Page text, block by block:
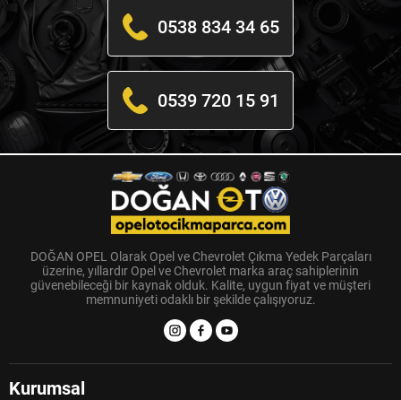
0538 834 34 65
0539 720 15 91
DOĞAN OPEL Olarak Opel ve Chevrolet Çıkma Yedek Parçaları
üzerine, yıllardır Opel ve Chevrolet marka araç sahiplerinin
güvenebileceği bir kaynak olduk. Kalite, uygun fiyat ve müşteri
memnuniyeti odaklı bir şekilde çalışıyoruz.
Kurumsal